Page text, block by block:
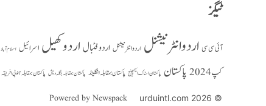
ٹیگز
آئی سی سی اردو انٹرنیشنل اردو انٹر نیشنل اردو فٹبالاردو کھیل اسرائیل اسلام آباد
کپ 2024
پاکستان پاکستان اسٹاک ایکسچینج پاکستان بمقابلہ انگلینڈ پاکستان بمقابلہ بنگلہ دیش پاکستان بمقابلہ جنوبی افریقہ
© 2026 urduintl.com
Powered by Newspack